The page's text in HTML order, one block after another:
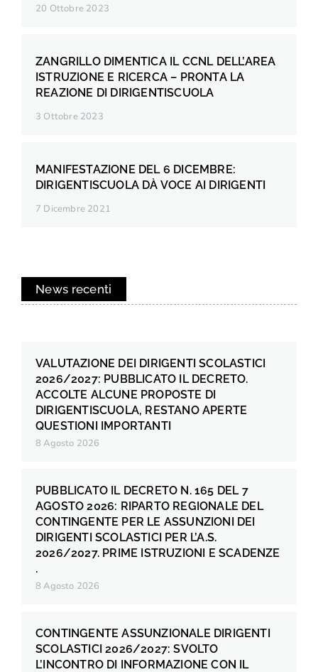
20 Ottobre 2023
ZANGRILLO DIMENTICA IL CCNL DELL’AREA
ISTRUZIONE E RICERCA – PRONTA LA
REAZIONE DI DIRIGENTISCUOLA
3 Ottobre 2023
MANIFESTAZIONE DEL 6 DICEMBRE:
DIRIGENTISCUOLA DÀ VOCE AI DIRIGENTI
7 Dicembre 2021
News recenti
VALUTAZIONE DEI DIRIGENTI SCOLASTICI
2026/2027: PUBBLICATO IL DECRETO.
ACCOLTE ALCUNE PROPOSTE DI
DIRIGENTISCUOLA, RESTANO APERTE
QUESTIONI IMPORTANTI
8 Agosto 2026
PUBBLICATO IL DECRETO N. 165 DEL 7
AGOSTO 2026: RIPARTO REGIONALE DEL
CONTINGENTE PER LE ASSUNZIONI DEI
DIRIGENTI SCOLASTICI PER L’A.S.
2026/2027. PRIME ISTRUZIONI E SCADENZE
.
8 Agosto 2026
CONTINGENTE ASSUNZIONALE DIRIGENTI
SCOLASTICI 2026/2027: SVOLTO
L’INCONTRO DI INFORMAZIONE CON IL